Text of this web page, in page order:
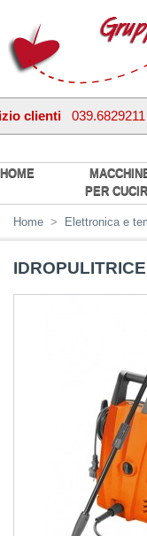
HOME
PER
clienti
Home > Elettronica e